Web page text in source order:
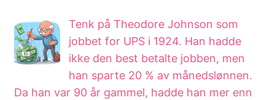
Tenk på Theodore Johnson som
jobbet for UPS i 1924. Han hadde
ikke den best betalte jobben, men
han sparte 20 % av månedslønnen.
Da han var 90 år gammel, hadde han mer enn